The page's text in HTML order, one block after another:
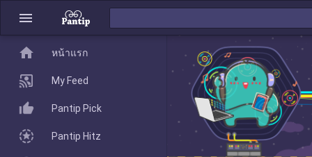
menu
home
home หน้าแรก
My Feed
Pantip Pick
Pantip Hitz